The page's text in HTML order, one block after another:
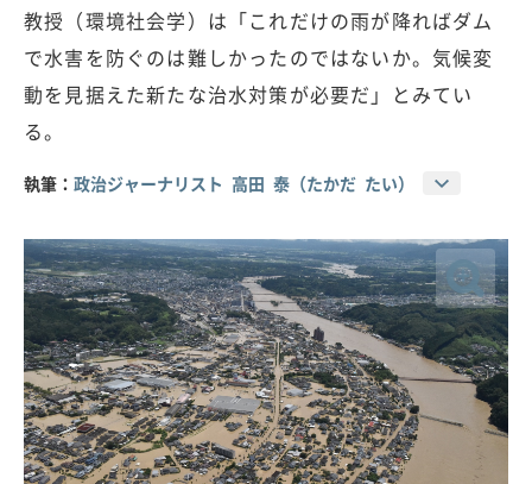
教授（環境社会学）は「これだけの雨が降ればダム
で水害を防ぐのは難しかったのではないか。気候変
動を見据えた新たな治水対策が必要だ」とみてい
る。
執筆： 政治ジャーナリスト 高田 泰（たかだ たい）